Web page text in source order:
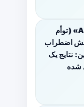
فناوری «Another Me» (توأم
اضطراب
نتایج یک
شده